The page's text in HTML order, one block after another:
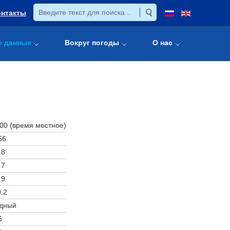
данные Вокруг погоды О нас
(время местное)